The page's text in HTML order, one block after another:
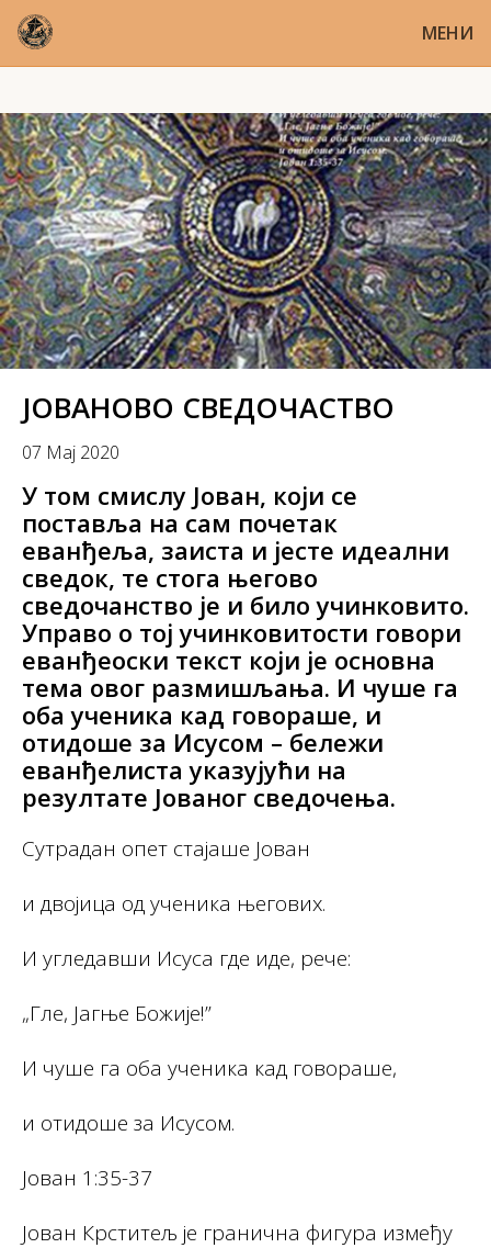
МЕНИ
ЈОВАНОВО СВЕДОЧАСТВО
07 Мај 2020
У том смислу Јован, који се
поставља на сам почетак
еванђеља, заиста и јесте идеални
сведок, те стога његово
сведочанство је и било учинковито.
Управо о тој учинковитости говори
еванђеоски текст који је основна
тема овог размишљања. И чуше га
оба ученика кад говораше, и
отидоше за Исусом – бележи
еванђелиста указујући на
резултате Јованог сведочења.
Сутрадан опет стајаше Јован
и двојица од ученика његових.
И угледавши Исуса где иде, рече:
„Гле, Јагње Божије!”
И чуше га оба ученика кад говораше,
и отидоше за Исусом.
Јован 1:35-37
Јован Крститељ је гранична фигура између